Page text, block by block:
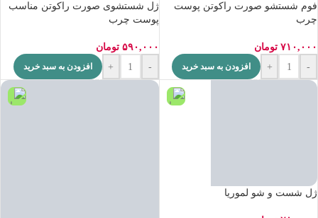
فوم شستشو صورت راکوتن پوست
چرب
۷۱۰,۰۰۰ تومان
-
+ افزودن به سبد خرید
ژل شستشوی صورت راکوتن مناسب
پوست چرب
۵۹۰,۰۰۰ تومان
-
+ افزودن به سبد خرید
ژل شست و شو لموریا